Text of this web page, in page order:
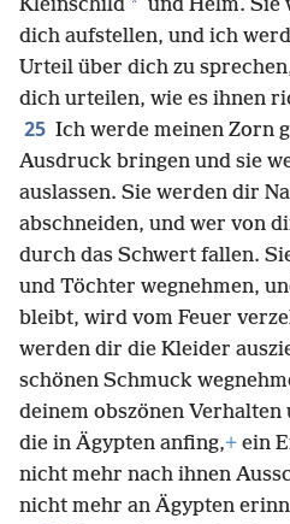
Truppenansammlung, mit
Kleinschild * und Helm. Sie
dich aufstellen, und ich
Urteil über dich zu
dich urteilen, wie es ihnen
25 Ich werde meinen Zorn
Ausdruck bringen und sie
auslassen. Sie werden dir
abschneiden, und wer von
durch das Schwert fallen.
und Töchter wegnehmen,
bleibt, wird vom Feuer
werden dir die Kleider
schönen Schmuck
deinem obszönen
die in Ägypten anfing,+ein
nicht mehr nach ihnen